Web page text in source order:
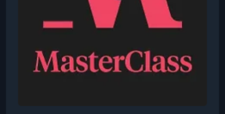
Сессия со студентами: Использование голоса и тела
УРОК 13. 00:13:14